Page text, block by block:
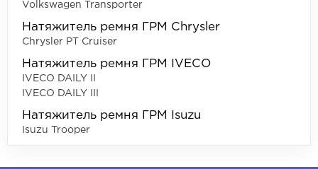
Volkswagen Transporter
Натяжитель ремня ГРМ Chrysler
Chrysler PT Cruiser
Натяжитель ремня ГРМ IVECO
IVECO DAILY II
IVECO DAILY III
Натяжитель ремня ГРМ Isuzu
Isuzu Trooper